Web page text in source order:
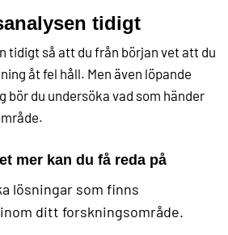
tidigt
tidigt så att du från början vet att du
åt fel håll. Men även löpande
bör du undersöka vad som händer
mer kan du få reda på
lösningar som finns
ditt forskningsområde.